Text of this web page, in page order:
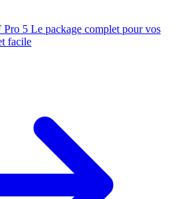
Pro 5 Le package complet pour vos
facile